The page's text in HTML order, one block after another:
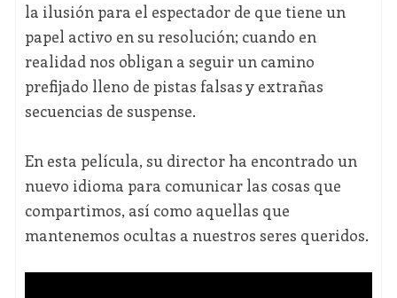
la ilusión para el espectador de que tiene un
papel activo en su resolución; cuando en
realidad nos obligan a seguir un camino
prefijado lleno de pistas falsas y extrañas
secuencias de suspense.
En esta película, su director ha encontrado un
nuevo idioma para comunicar las cosas que
compartimos, así como aquellas que
mantenemos ocultas a nuestros seres queridos.